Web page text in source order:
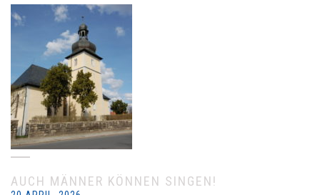
AUCH MÄNNER KÖNNEN SINGEN!